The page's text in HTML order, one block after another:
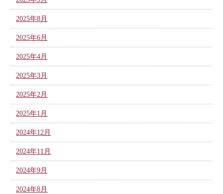
2025年8月
2025年6月
2025年4月
2025年3月
2025年2月
2025年1月
2024年12月
2024年11月
2024年9月
2024年8月